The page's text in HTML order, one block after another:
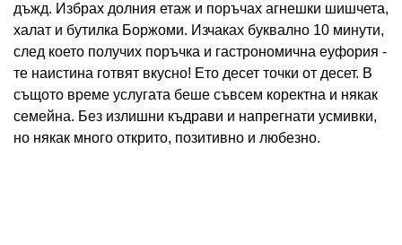
дъжд. Избрах долния етаж и поръчах агнешки шишчета,
халат и бутилка Боржоми. Изчаках буквално 10 минути,
след което получих поръчка и гастрономична еуфория -
те наистина готвят вкусно! Ето десет точки от десет. В
същото време услугата беше съвсем коректна и някак
семейна. Без излишни къдрави и напрегнати усмивки,
но някак много открито, позитивно и любезно.